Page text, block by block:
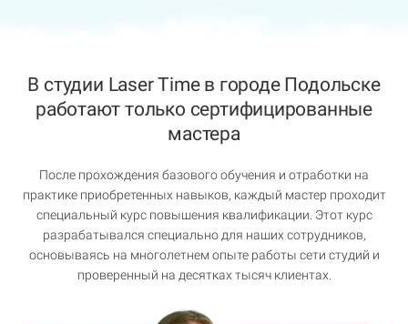
В студии Laser Time в городе Подольске
работают только сертифицированные
мастера
После прохождения базового обучения и отработки на
практике приобретенных навыков, каждый мастер проходит
специальный курс повышения квалификации. Этот курс
разрабатывался специально для наших сотрудников,
основываясь на многолетнем опыте работы сети студий и
проверенный на десятках тысяч клиентах.